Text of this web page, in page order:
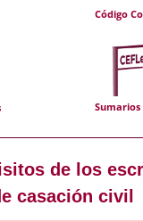
Código
Sumarios
de los
casación civil